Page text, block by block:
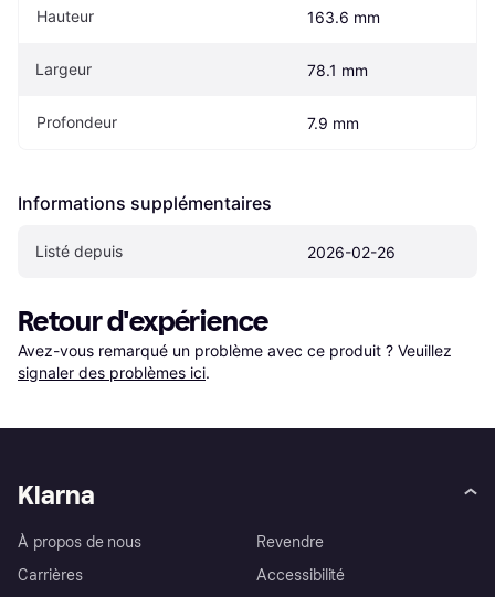
Hauteur 163.6 mm
Largeur 78.1 mm
Profondeur 7.9 mm
Informations supplémentaires
Listé depuis 2026-02-26
Retour d'expérience
Avez-vous remarqué un problème avec ce produit ? Veuillez
signaler des problèmes ici.
Klarna
À propos de nous
Carrières
Revendre
Accessibilité